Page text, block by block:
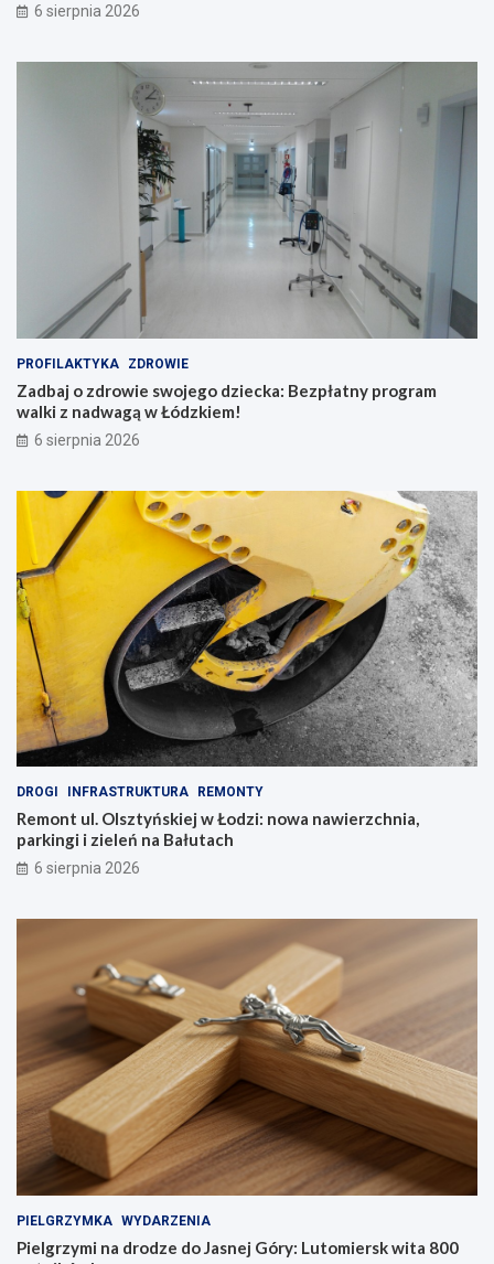
6 sierpnia 2026
PROFILAKTYKA ZDROWIE
Zadbaj o zdrowie swojego dziecka: Bezpłatny program
walki z nadwagą w Łódzkiem!
6 sierpnia 2026
DROGI INFRASTRUKTURA REMONTY
Remont ul. Olsztyńskiej w Łodzi: nowa nawierzchnia,
parkingi i zieleń na Bałutach
6 sierpnia 2026
PIELGRZYMKA WYDARZENIA
Pielgrzymi na drodze do Jasnej Góry: Lutomiersk wita 800